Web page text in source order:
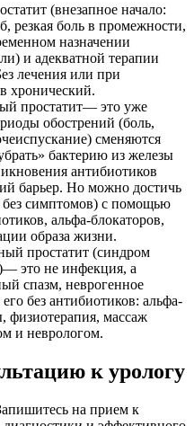
(внезапное начало:
резкая боль в промежности,
назначении
и адекватной терапии
лечения или при
хронический.
простатит— это уже
обострений (боль,
сменяются
бактерию из железы
антибиотиков
барьер. Но можно достичь
без симптомов) с помощью
альфа-блокаторов,
образа жизни.
простатит (синдром
это не инфекция, а
спазм, неврогенное
без антибиотиков: альфа-
физиотерапия, массаж
и неврологом.
к урологу
на прием к